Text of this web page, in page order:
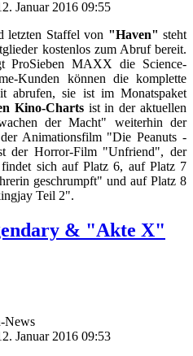
Januar 2016 09:55
letzten Staffel von "Haven" steht
kostenlos zum Abruf bereit.
ProSieben MAXX die Science-
Kunden können die komplette
abrufen, sie ist im Monatspaket
Kino-Chartsist in der aktuellen
der Macht" weiterhin der
Animationsfilm "Die Peanuts -
der Horror-Film "Unfriend", der
findet sich auf Platz 6, auf Platz 7
geschrumpft" und auf Platz 8
Teil 2".
& "Akte X"
News
Januar 2016 09:53